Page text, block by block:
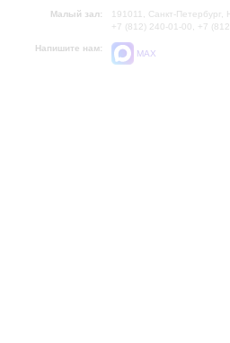
Малый зал:
191011, Санкт-Петербург,
+7 (812) 240-01-00, +7
Напишите нам:
MAX